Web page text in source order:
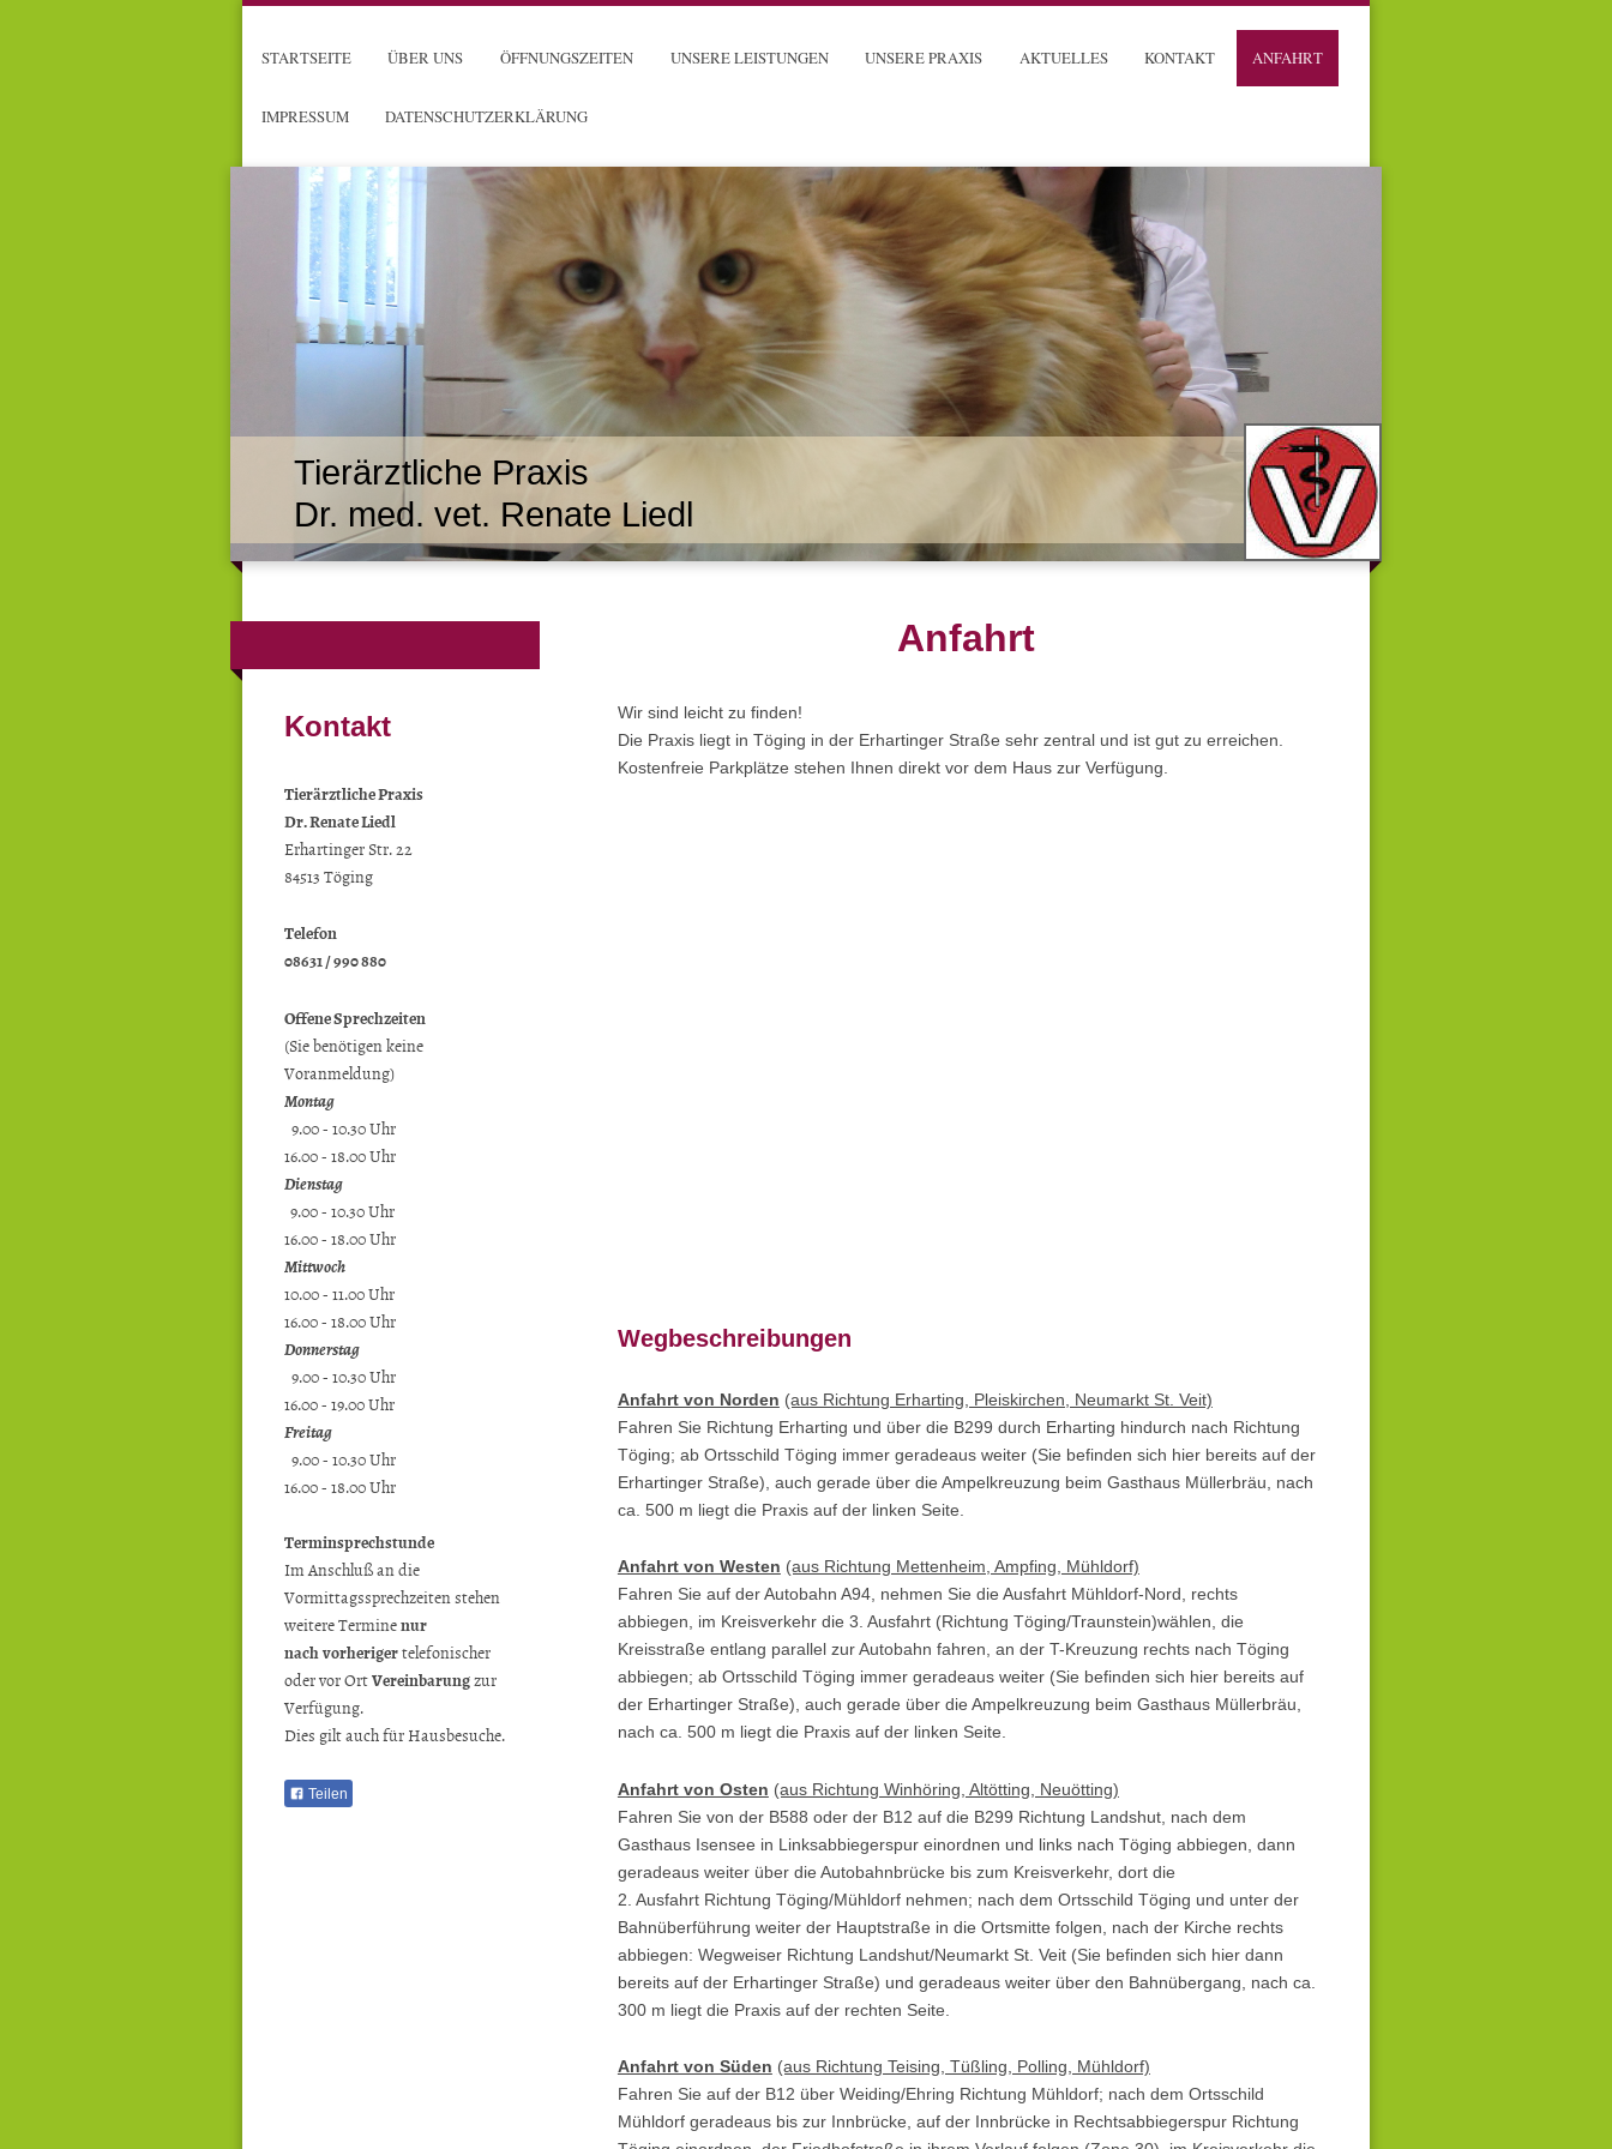
STARTSEITE ÜBER UNS ÖFFNUNGSZEITEN UNSERE LEISTUNGEN UNSERE PRAXIS AKTUELLES KONTAKT ANFAHRT
IMPRESSUM DATENSCHUTZERKLÄRUNG
Tierärztliche Praxis
Dr. med. vet. Renate Liedl
Anfahrt
Wir sind leicht zu finden!
Die Praxis liegt in Töging in der Erhartinger Straße sehr zentral und ist gut zu erreichen.
Kostenfreie Parkplätze stehen Ihnen direkt vor dem Haus zur Verfügung.
Wegbeschreibungen
Anfahrt von Norden (aus Richtung Erharting, Pleiskirchen, Neumarkt St. Veit)
Fahren Sie Richtung Erharting und über die B299 durch Erharting hindurch nach Richtung
Töging; ab Ortsschild Töging immer geradeaus weiter (Sie befinden sich hier bereits auf der
Erhartinger Straße), auch gerade über die Ampelkreuzung beim Gasthaus Müllerbräu, nach
ca. 500 m liegt die Praxis auf der linken Seite.
Anfahrt von Westen (aus Richtung Mettenheim, Ampfing, Mühldorf)
Fahren Sie auf der Autobahn A94, nehmen Sie die Ausfahrt Mühldorf-Nord, rechts
abbiegen, im Kreisverkehr die 3. Ausfahrt (Richtung Töging/Traunstein)wählen, die
Kreisstraße entlang parallel zur Autobahn fahren, an der T-Kreuzung rechts nach Töging
abbiegen; ab Ortsschild Töging immer geradeaus weiter (Sie befinden sich hier bereits auf
der Erhartinger Straße), auch gerade über die Ampelkreuzung beim Gasthaus Müllerbräu,
nach ca. 500 m liegt die Praxis auf der linken Seite.
Anfahrt von Osten (aus Richtung Winhöring, Altötting, Neuötting)
Fahren Sie von der B588 oder der B12 auf die B299 Richtung Landshut, nach dem
Gasthaus Isensee in Linksabbiegerspur einordnen und links nach Töging abbiegen, dann
geradeaus weiter über die Autobahnbrücke bis zum Kreisverkehr, dort die
2. Ausfahrt Richtung Töging/Mühldorf nehmen; nach dem Ortsschild Töging und unter der
Bahnüberführung weiter der Hauptstraße in die Ortsmitte folgen, nach der Kirche rechts
abbiegen: Wegweiser Richtung Landshut/Neumarkt St. Veit (Sie befinden sich hier dann
bereits auf der Erhartinger Straße) und geradeaus weiter über den Bahnübergang, nach ca.
300 m liegt die Praxis auf der rechten Seite.
Anfahrt von Süden (aus Richtung Teising, Tüßling, Polling, Mühldorf)
Fahren Sie auf der B12 über Weiding/Ehring Richtung Mühldorf; nach dem Ortsschild
Mühldorf geradeaus bis zur Innbrücke, auf der Innbrücke in Rechtsabbiegerspur Richtung
Kontakt
Tierärztliche Praxis
Dr. Renate Liedl
Erhartinger Str. 22
84513 Töging
Telefon
08631 / 990 880
Offene Sprechzeiten
(Sie benötigen keine
Voranmeldung)
Montag
9.00 - 10.30 Uhr
16.00 - 18.00 Uhr
Dienstag
9.00 - 10.30 Uhr
16.00 - 18.00 Uhr
Mittwoch
10.00 - 11.00 Uhr
16.00 - 18.00 Uhr
Donnerstag
9.00 - 10.30 Uhr
16.00 - 19.00 Uhr
Freitag
9.00 - 10.30 Uhr
16.00 - 18.00 Uhr
Terminsprechstunde
Im Anschluß an die
Vormittagssprechzeiten stehen
weitere Terminenur
nachvorherigertelefonischer
oder vor OrtVereinbarungzur
Verfügung.
Dies gilt auch für Hausbesuche.
Teilen